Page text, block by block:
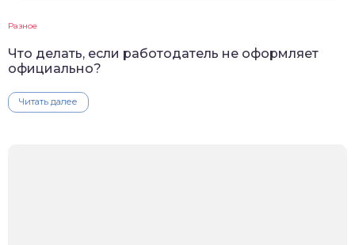
Разное
Что делать, если работодатель не оформляет
официально?
Читать далее